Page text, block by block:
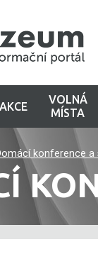
AKCE
VOLNÁ
MÍSTA
konference a